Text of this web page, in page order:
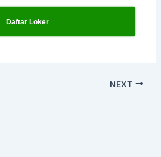
Daftar Loker
NEXT